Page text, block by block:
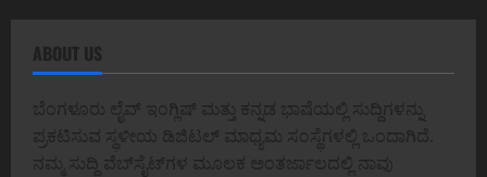
ABOUT US
ಬೆಂಗಳೂರು ಲೈವ್ ಇಂಗ್ಲಿಷ್ ಮತ್ತು ಕನ್ನಡ ಭಾಷೆಯಲ್ಲಿ ಸುದ್ದಿಗಳನ್ನು
ಪ್ರಕಟಿಸುವ ಸ್ಥಳೀಯ ಡಿಜಿಟಲ್ ಮಾಧ್ಯಮ ಸಂಸ್ಥೆಗಳಲ್ಲಿ ಒಂದಾಗಿದೆ.
ನಮ್ಮ ಸುದ್ದಿ ವೆಬ್‌ಸೈಟ್‌ಗಳ ಮೂಲಕ ಅಂತರ್ಜಾಲದಲ್ಲಿ ನಾವು